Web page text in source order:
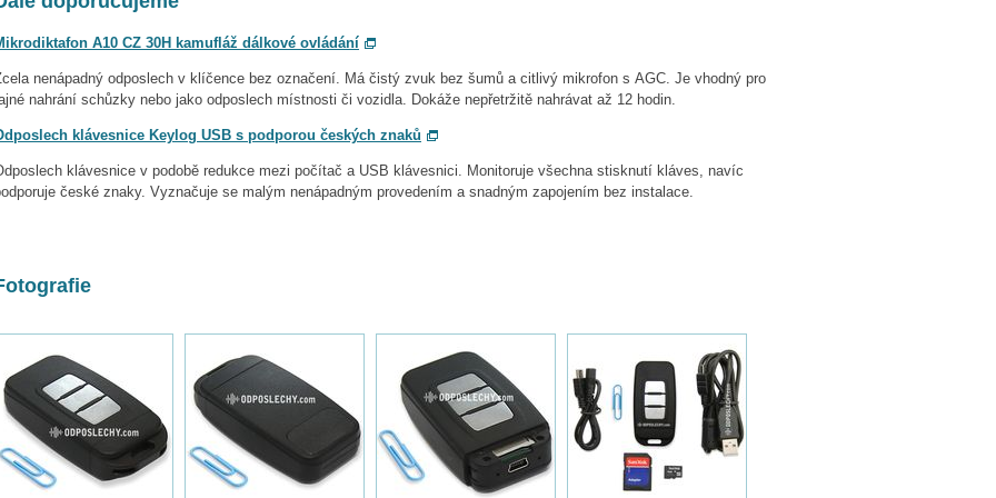
A10 CZ 30H kamufláž dálkové ovládání
nenápadný odposlech v klíčence bez označení. Má čistý zvuk bez šumů a citlivý mikrofon s AGC. Je vhodný pro
nahrání schůzky nebo jako odposlech místnosti či vozidla. Dokáže nepřetržitě nahrávat až 12 hodin.
klávesnice Keylog USB s podporou českých znaků
klávesnice v podobě redukce mezi počítač a USB klávesnici. Monitoruje všechna stisknutí kláves, navíc
české znaky. Vyznačuje se malým nenápadným provedením a snadným zapojením bez instalace.